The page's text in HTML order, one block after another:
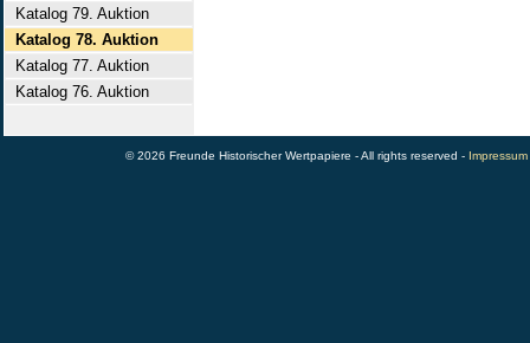
Katalog 79. Auktion
Katalog 78. Auktion
Katalog 77. Auktion
Katalog 76. Auktion
© 2026 Freunde Historischer Wertpapiere - All rights reserved - Impressum